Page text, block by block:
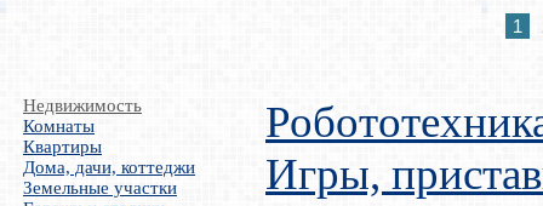
1
Недвижимость
Комнаты
Квартиры
Дома, дачи, коттеджи
Земельные участки
Игры,